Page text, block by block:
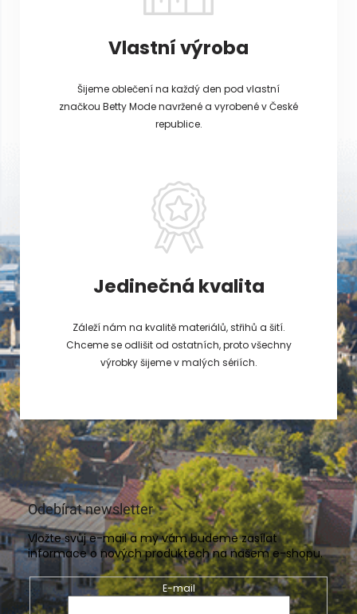
Vlastní výroba
Šijeme oblečení na každý den pod vlastní
značkou Betty Mode navržené a vyrobené v České
republice.
Jedinečná kvalita
Záleží nám na kvalitě materiálů, střihů a šití.
Chceme se odlišit od ostatních, proto všechny
výrobky šijeme v malých sériích.
Odebírat newsletter
Vložte svůj e-mail a my vám budeme zasílat
informace o nových produktech na našem e-shopu.
E-mail